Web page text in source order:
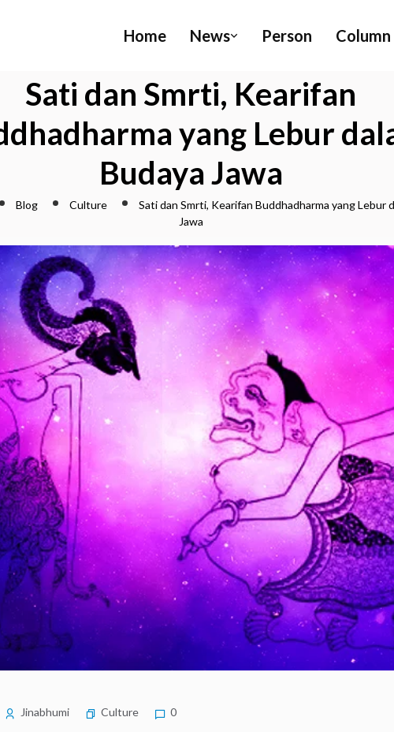
Home News Person Column
Sati dan Smrti, Kearifan
yang Lebur
Budaya Jawa
Blog Culture
Sati dan Smrti, Kearifan Buddhadharma yang Lebur
Jawa
Jinabhumi Culture 0